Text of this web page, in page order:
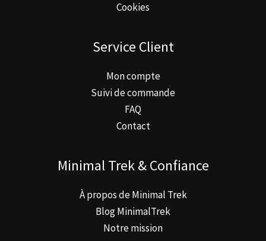
Cookies
Service Client
Mon compte
Suivi de commande
FAQ
Contact
Minimal Trek & Confiance
À propos de Minimal Trek
Blog MinimalTrek
Notre mission